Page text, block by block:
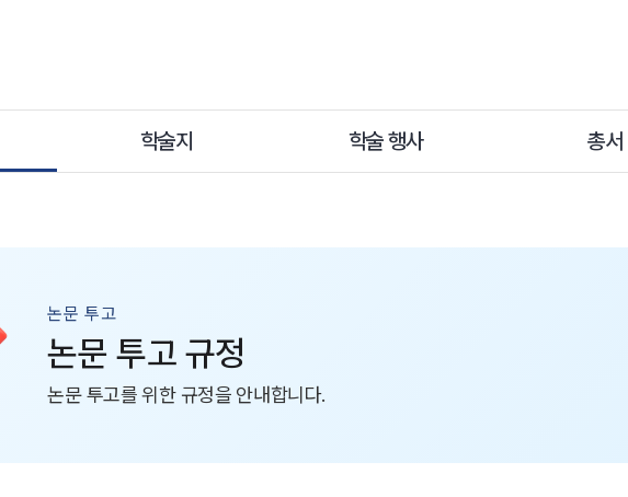
학술지 학술 행사 총서
논문 투고
논문 투고 규정
논문 투고를 위한 규정을 안내합니다.